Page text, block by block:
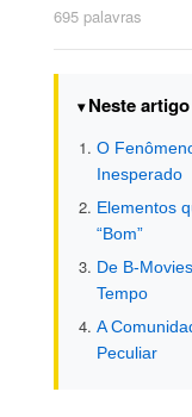
695 palavras
Neste artigo
O
Inesperado
Elementos
“Bom”
De B-
Tempo
A
Peculiar